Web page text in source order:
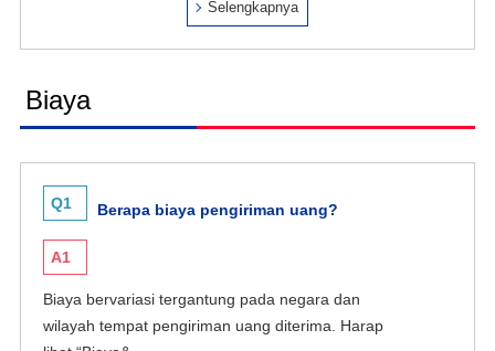
Selengkapnya
Biaya
Q1 Berapa biaya pengiriman uang?
A1
Biaya bervariasi tergantung pada negara dan
wilayah tempat pengiriman uang diterima. Harap